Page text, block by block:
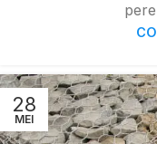
28
MEI